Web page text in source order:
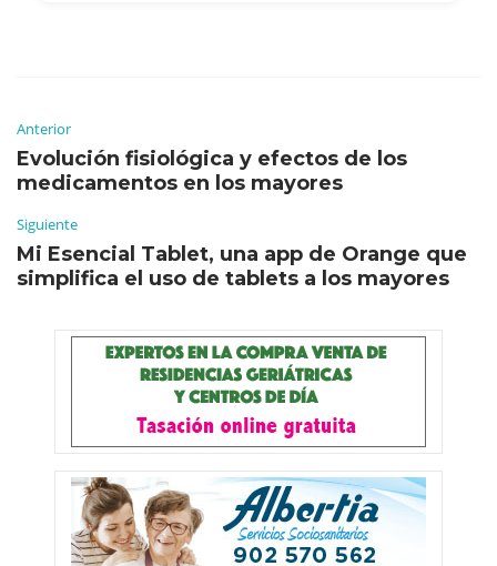
Anterior
Evolución fisiológica y efectos de los
medicamentos en los mayores
Siguiente
Mi Esencial Tablet, una app de Orange que
simplifica el uso de tablets a los mayores